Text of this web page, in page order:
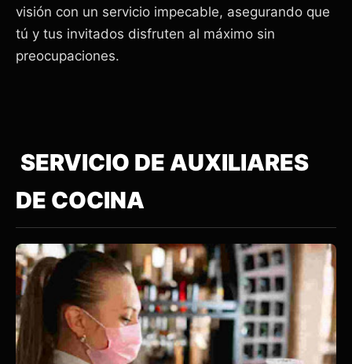
visión con un servicio impecable, asegurando que
tú y tus invitados disfruten al máximo sin
preocupaciones.
SERVICIO DE AUXILIARES
DE COCINA